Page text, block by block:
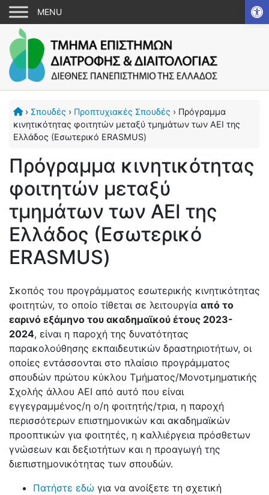
› Σπουδές › Προπτυχιακές Σπουδές › Πρόγραμμα
κινητικότητας φοιτητών μεταξύ τμημάτων των ΑΕΙ της
Ελλάδος (Εσωτερικό ERASMUS)
Πρόγραμμα κινητικότητας
φοιτητών μεταξύ
τμημάτων των ΑΕΙ της
Ελλάδος (Εσωτερικό
ERASMUS)
Σκοπός του προγράμματος εσωτερικής κινητικότητας
φοιτητών, το οποίο τίθεται σε λειτουργία από το
εαρινό εξάμηνο του ακαδημαϊκού έτους 2023-
2024, είναι η παροχή της δυνατότητας
παρακολούθησης εκπαιδευτικών δραστηριοτήτων, οι
οποίες εντάσσονται στο πλαίσιο προγράμματος
σπουδών πρώτου κύκλου Τμήματος/Μονοτμηματικής
Σχολής άλλου ΑΕΙ από αυτό που είναι
εγγεγραμμένος/η ο/η φοιτητής/τρια, η παροχή
περισσότερων επιστημονικών και ακαδημαϊκών
προοπτικών για φοιτητές, η καλλιέργεια πρόσθετων
γνώσεων και δεξιοτήτων και η προαγωγή της
διεπιστημονικότητας των σπουδών.
Πατήστε εδώ για να ανοίξετε τη σχετική